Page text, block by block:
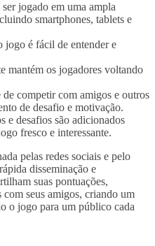
jogado em uma ampla
smartphones, tablets e
jogo é fácil de entender e
mantém os jogadores voltando
competir com amigos e outros
de desafio e motivação.
e desafios são adicionados
fresco e interessante.
pelas redes sociais e pelo
disseminação e
suas pontuações,
com seus amigos, criando um
o jogo para um público cada